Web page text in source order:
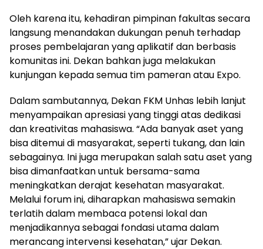
Oleh karena itu, kehadiran pimpinan fakultas secara
langsung menandakan dukungan penuh terhadap
proses pembelajaran yang aplikatif dan berbasis
komunitas ini. Dekan bahkan juga melakukan
kunjungan kepada semua tim pameran atau Expo.
Dalam sambutannya, Dekan FKM Unhas lebih lanjut
menyampaikan apresiasi yang tinggi atas dedikasi
dan kreativitas mahasiswa. “Ada banyak aset yang
bisa ditemui di masyarakat, seperti tukang, dan lain
sebagainya. Ini juga merupakan salah satu aset yang
bisa dimanfaatkan untuk bersama-sama
meningkatkan derajat kesehatan masyarakat.
Melalui forum ini, diharapkan mahasiswa semakin
terlatih dalam membaca potensi lokal dan
menjadikannya sebagai fondasi utama dalam
merancang intervensi kesehatan,” ujar Dekan.